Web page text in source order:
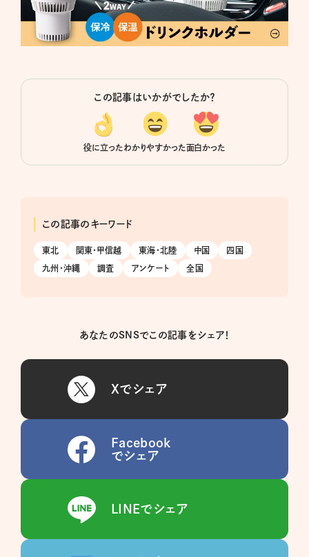
この記事はいかがでしたか？
役に立ったわかりやすかった面白かった
この記事のキーワード
東北 関東・甲信越 東海・北陸 中国 四国
九州・沖縄 調査 アンケート 全国
あなたのSNSでこの記事をシェア！
Xでシェア
Facebook
でシェア
LINEでシェア